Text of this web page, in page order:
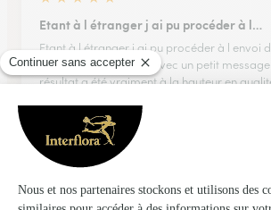
Etant à l étranger j ai pu procéder à l…
Etant à l étranger j ai pu procéder à l envoi
pu choisir moi même avec un petit
résultat a été vraiment à la hauteur en
16/03/2026
★ ★ ★ ★ ★